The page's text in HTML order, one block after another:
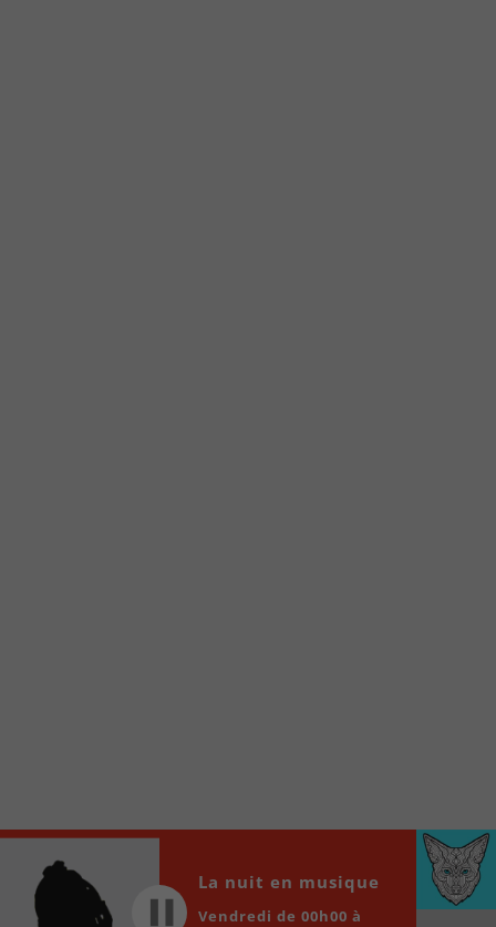
locale vous sont maintenant accessibles en un clic!
Audio
Player
00:00 00:00
La nuit en musique
Vendredi de 00h00 à